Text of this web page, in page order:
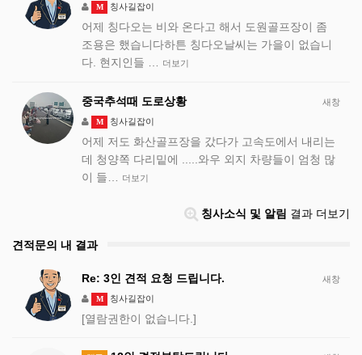
M 칭사길잡이
어제 칭다오는 비와 온다고 해서 도원골프장이 좀
조용은 했습니다하튼 칭다오날씨는 가을이 없습니
다. 현지인들 …
더보기
새창
중국추석때 도로상황
M 칭사길잡이
어제 저도 화산골프장을 갔다가 고속도에서 내리는
데 청양쪽 다리밑에 .....와우 외지 차량들이 엄청 많
이 들…
더보기
칭사소식 및 알림 결과 더보기
견적문의 내 결과
새창
Re: 3인 견적 요청 드립니다.
M 칭사길잡이
[열람권한이 없습니다.]